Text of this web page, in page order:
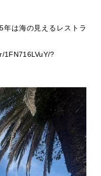
年は海の見えるレストラ
1FN716LVuY/?